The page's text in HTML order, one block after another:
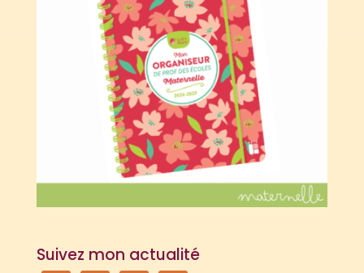
Suivez mon actualité